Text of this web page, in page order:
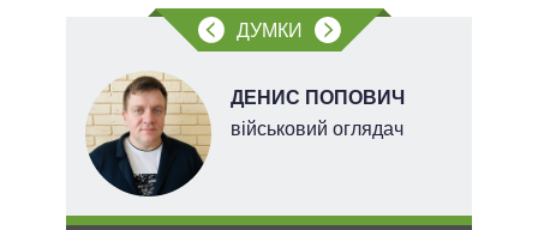
ДУМКИ
ДЕНИС ПОПОВИЧ
військовий оглядач